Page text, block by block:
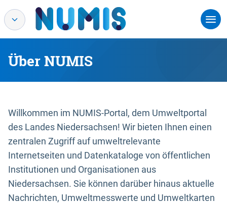
Über NUMIS
Willkommen im NUMIS-Portal, dem Umweltportal
des Landes Niedersachsen! Wir bieten Ihnen einen
zentralen Zugriff auf umweltrelevante
Internetseiten und Datenkataloge von öffentlichen
Institutionen und Organisationen aus
Niedersachsen. Sie können darüber hinaus aktuelle
Nachrichten, Umweltmesswerte und Umweltkarten